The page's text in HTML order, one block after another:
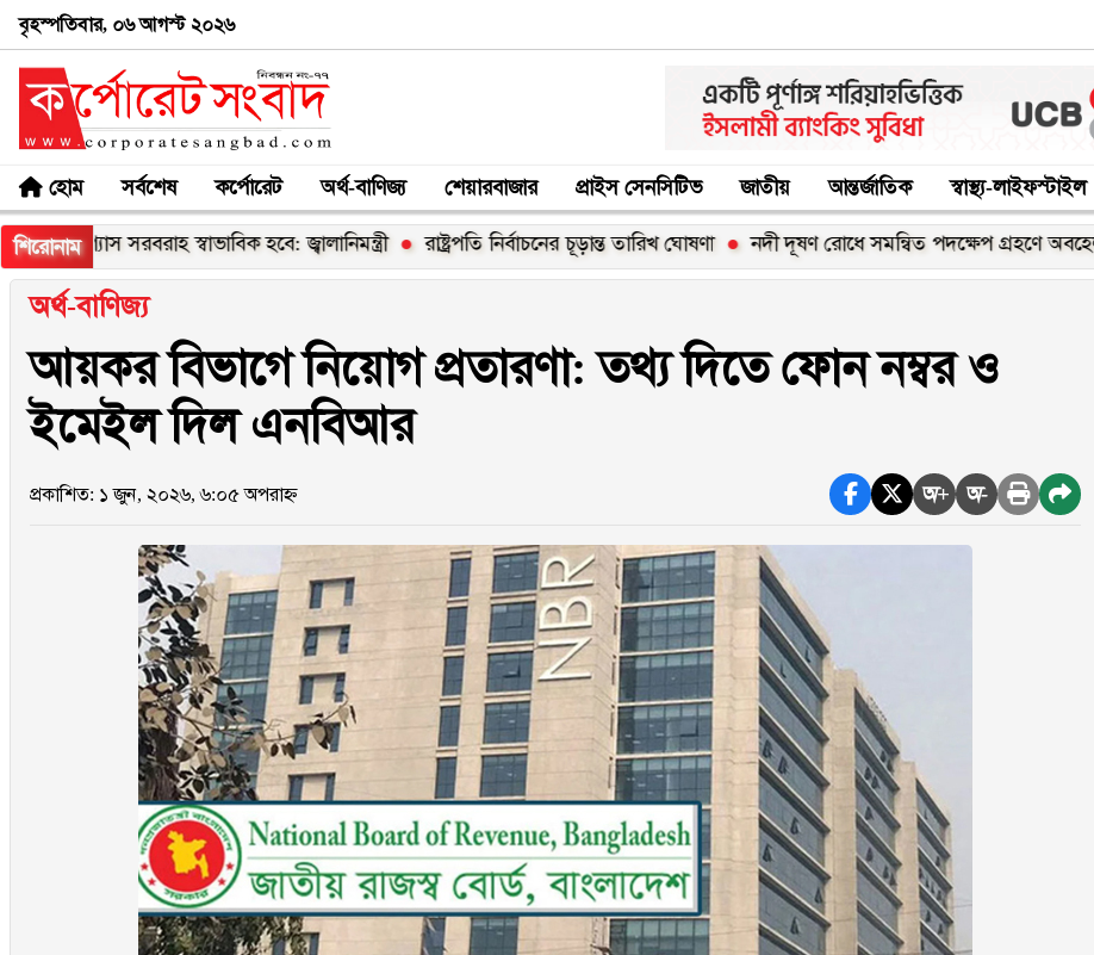
বৃহস্পতিবার, ০৬ আগস্ট ২০২৬
হোম সর্বশেষ কর্পোরেট অর্থ-বাণিজ্য শেয়ারবাজার প্রাইস সেনসিটিভ জাতীয় আন্তর্জাতিক স্বাস্থ্য-লাইফস্টাইল
শিরোনাম
সরবরাহ স্বাভাবিক হবে: জ্বালানিমন্ত্রী রাষ্ট্রপতি নির্বাচনের চূড়ান্ত তারিখ ঘোষণা নদী দূষণ রোধে সমন্বিত পদক্ষেপ গ্রহণে অবহেলার
অর্থ-বাণিজ্য
আয়কর বিভাগে নিয়োগ প্রতারণা: তথ্য দিতে ফোন নম্বর ও
ইমেইল দিল এনবিআর
প্রকাশিত: ১ জুন, ২০২৬, ৬:০৫ অপরাহ্ন অ+ অ-